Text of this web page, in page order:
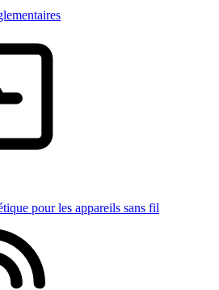
pour les appareils sans fil